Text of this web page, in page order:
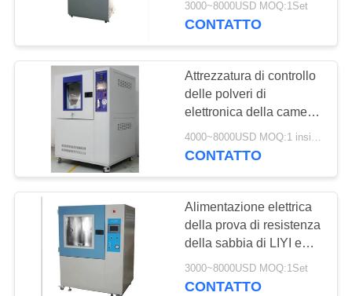
della polvere della
sabbia
Camera di prova
dello spruzzo di sale
39
JIS
3000~8000USD MOQ:1Set
CONTATTO
Attrezzatura di controllo
delle polveri di
elettronica della camera
di prova della polvere
della sabbia di LIYI IP5X
4000~8000USD MOQ:1 insieme
CONTATTO
Alimentazione elettrica
della prova di resistenza
della sabbia di LIYI e
della sabbia e della
polvere della camera di
3000~8000USD MOQ:1Set
CONTATTO